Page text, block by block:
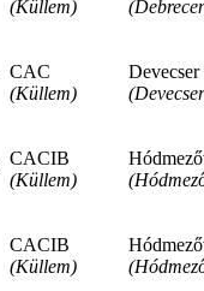
(Küllem)
CAC
(Küllem)
Devecser
CACIB
(Küllem)
CACIB
(Küllem)